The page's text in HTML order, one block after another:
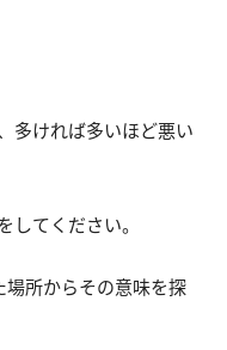
多ければ多いほど悪い
してください。
所からその意味を探